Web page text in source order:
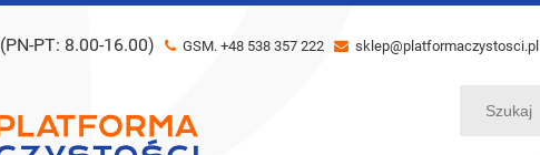
(PN-PT: 8.00-16.00) GSM. +48 538 357 222 sklep@platformaczystosci.pl